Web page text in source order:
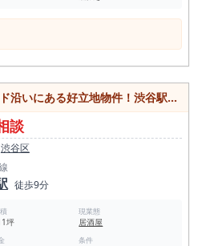
いにある好立地物件！渋谷駅徒歩9分
談
渋谷区
徒歩9分
坪
現業態
居酒屋
条件